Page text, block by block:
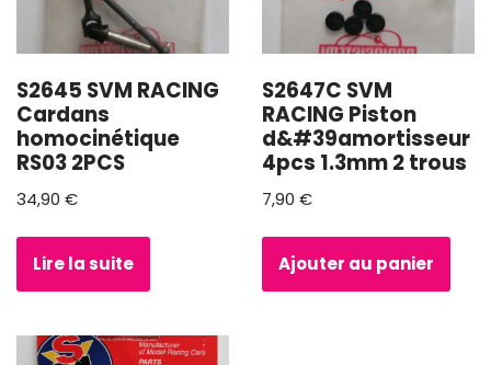
S2645 SVM RACING
Cardans
homocinétique
RS03 2PCS
34,90 €
Lire la suite
S2647C SVM
RACING Piston
d&#39amortisseur
4pcs 1.3mm 2 trous
7,90 €
Ajouter au panier